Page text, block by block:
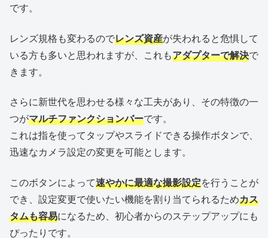
です。
レンズ規格も変わるのでレンズ資産が失われると危惧して
いる方も多いと思われますが、これもアダプターで解決で
きます。
さらに新世代を思わせる様々な工夫があり、その特徴の一
つがマルチファンクションバーです。
これは指を使ってタップやスライドできる操作ボタンで、
迅速なカメラ設定の変更を可能とします。
このボタンによって速やかに最適な撮影設定を行うことが
でき、設定変更で使いたい機能を割り当てられるためカス
タムも容易になるため、初心者からのステップアップにも
ぴったりです。